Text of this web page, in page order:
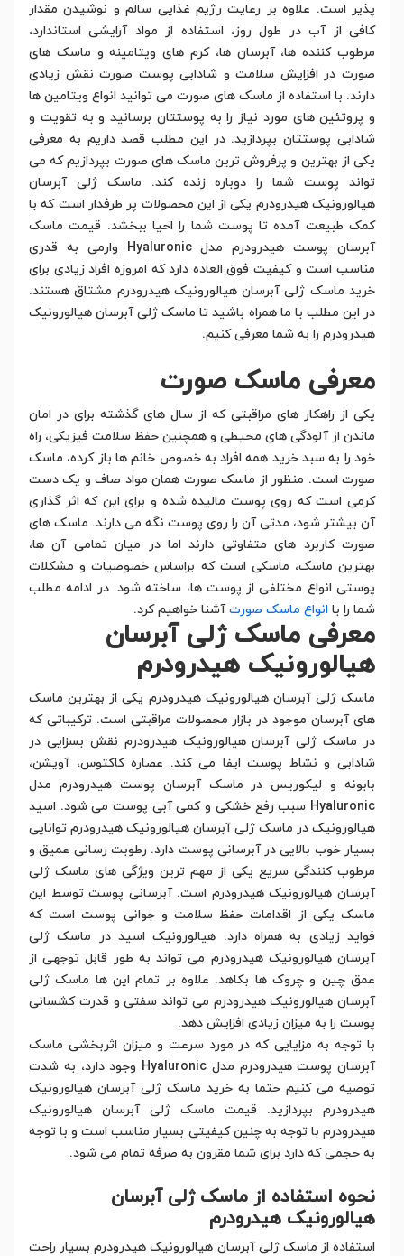
پذیر است. علاوه بر رعایت رژیم غذایی سالم و نوشیدن مقدار
کافی از آب در طول روز، استفاده از مواد آرایشی استاندارد،
مرطوب کننده ها، آبرسان ها، کرم های ویتامینه و ماسک های
صورت در افزایش سلامت و شادابی پوست صورت نقش زیادی
دارند. با استفاده از ماسک های صورت می توانید انواع ویتامین ها
و پروتئین های مورد نیاز را به پوستتان برسانید و به تقویت و
شادابی پوستتان بپردازید. در این مطلب قصد داریم به معرفی
یکی از بهترین و پرفروش ترین ماسک های صورت بپردازیم که می
تواند پوست شما را دوباره زنده کند. ماسک ژلی آبرسان
هیالورونیک هیدرودرم یکی از این محصولات پر طرفدار است که با
کمک طبیعت آمده تا پوست شما را احیا ببخشد. قیمت ماسک
آبرسان پوست هیدرودرم مدل Hyaluronic وارمی به قدری
مناسب است و کیفیت فوق العاده دارد که امروزه افراد زیادی برای
خرید ماسک ژلی آبرسان هیالورونیک هیدرودرم مشتاق هستند.
در این مطلب با ما همراه باشید تا ماسک ژلی آبرسان هیالورونیک
هیدرودرم را به شما معرفی کنیم.
معرفی ماسک صورت
یکی از راهکار های مراقبتی که از سال های گذشته برای در امان
ماندن از آلودگی های محیطی و همچنین حفظ سلامت فیزیکی، راه
خود را به سبد خرید همه افراد به خصوص خانم ها باز کرده، ماسک
صورت است. منظور از ماسک صورت همان مواد صاف و یک دست
کرمی است که روی پوست مالیده شده و برای این که اثر گذاری
آن بیشتر شود، مدتی آن را روی پوست نگه می دارند. ماسک های
صورت کاربرد های متفاوتی دارند اما در میان تمامی آن ها،
بهترین ماسک، ماسکی است که براساس خصوصیات و مشکلات
پوستی انواع مختلفی از پوست ها، ساخته شود. در ادامه مطلب
شما را با انواع ماسک صورتآشنا خواهیم کرد.
معرفی ماسک ژلی آبرسان
هیالورونیک هیدرودرم
ماسک ژلی آبرسان هیالورونیک هیدرودرم یکی از بهترین ماسک
های آبرسان موجود در بازار محصولات مراقبتی است. ترکیباتی که
در ماسک ژلی آبرسان هیالورونیک هیدرودرم نقش بسزایی در
شادابی و نشاط پوست ایفا می کند. عصاره کاکتوس، آویشن،
بابونه و لیکوریس در ماسک آبرسان پوست هیدرودرم مدل
Hyaluronic سبب رفع خشکی و کمی آبی پوست می شود. اسید
هیالورونیک در ماسک ژلی آبرسان هیالورونیک هیدرودرم توانایی
بسیار خوب بالایی در آبرسانی پوست دارد. رطوبت رسانی عمیق و
مرطوب کنندگی سریع یکی از مهم ترین ویژگی های ماسک ژلی
آبرسان هیالورونیک هیدرودرم است. آبرسانی پوست توسط این
ماسک یکی از اقدامات حفظ سلامت و جوانی پوست است که
فواید زیادی به همراه دارد. هیالورونیک اسید در ماسک ژلی
آبرسان هیالورونیک هیدرودرم می تواند به طور قابل توجهی از
عمق چین و چروک ها بکاهد. علاوه بر تمام این ها ماسک ژلی
آبرسان هیالورونیک هیدرودرم می تواند سفتی و قدرت کشسانی
پوست را به میزان زیادی افزایش دهد.
با توجه به مزایایی که در مورد سرعت و میزان اثربخشی ماسک
آبرسان پوست هیدرودرم مدل Hyaluronic وجود دارد، به شدت
توصیه می کنیم حتما به خرید ماسک ژلی آبرسان هیالورونیک
هیدرودرم بپردازید. قیمت ماسک ژلی آبرسان هیالورونیک
هیدرودرم با توجه به چنین کیفیتی بسیار مناسب است و با توجه
به حجمی که دارد برای شما مقرون به صرفه تمام می شود.
نحوه استفاده از ماسک ژلی آبرسان
هیالورونیک هیدرودرم
استفاده از ماسک ژلی آبرسان هیالورونیک هیدرودرم بسیار راحت